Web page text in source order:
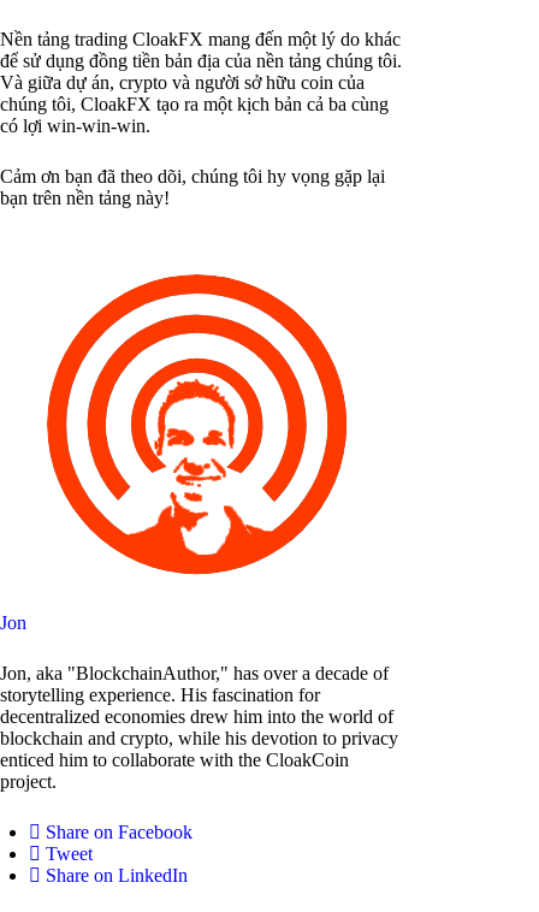
Nền tảng trading CloakFX mang đến một lý do khác
để sử dụng đồng tiền bản địa của nền tảng chúng tôi.
Và giữa dự án, crypto và người sở hữu coin của
chúng tôi, CloakFX tạo ra một kịch bản cả ba cùng
có lợi win-win-win.
Cảm ơn bạn đã theo dõi, chúng tôi hy vọng gặp lại
bạn trên nền tảng này!
Jon
Jon, aka "BlockchainAuthor," has over a decade of
storytelling experience. His fascination for
decentralized economies drew him into the world of
blockchain and crypto, while his devotion to privacy
enticed him to collaborate with the CloakCoin
project.
Share on Facebook
Tweet
Share on LinkedIn